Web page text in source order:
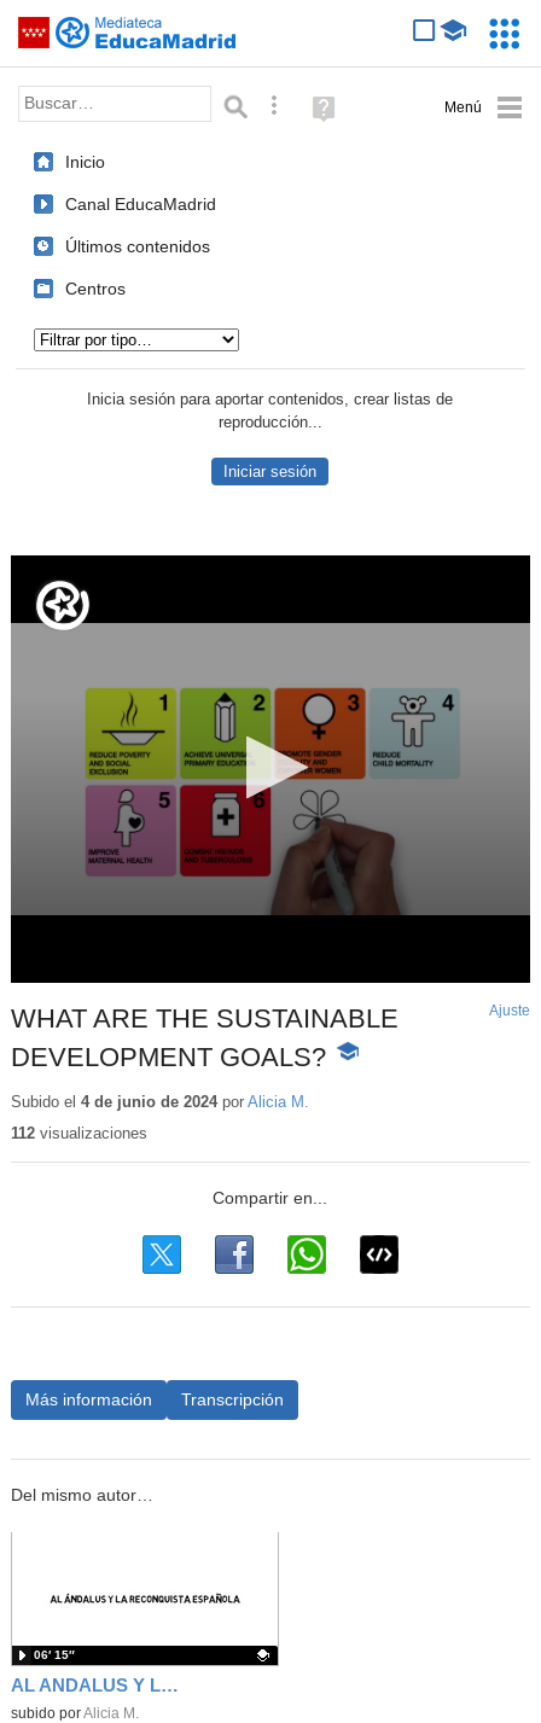
Saltar navegación
Palabra o frase: Búsqueda avanzada
Ayuda
(en
Inicio
Canal EducaMadrid
Últimos contenidos
Centros
Inicia sesión para aportar contenidos, crear listas de
reproducción...
Iniciar sesión
WHAT ARE THE SUSTAINABLE
DEVELOPMENT GOALS? -
Ajuste
Subido el 4 de junio de 2024por Alicia M.
112visualizaciones
Más información Transcripción
Del mismo autor…
AL ANDALUS Y LA RECONQUISTA
Contenido educativo.
subido porAlicia M.
06′ 15″